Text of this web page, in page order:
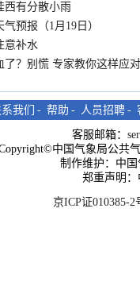
西有分散小雨
预报（1月19日）
意补水
？别慌 专家教你这样应对
我们 - 帮助 - 人员招聘 -
客服邮箱：
中国气象局公共
制作维护：中
郑重声明
京ICP证010385-2